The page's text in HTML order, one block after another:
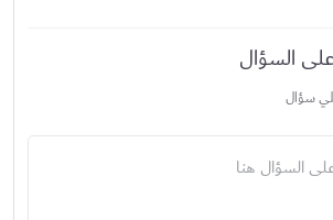
السؤال
سؤال
السؤال هنا